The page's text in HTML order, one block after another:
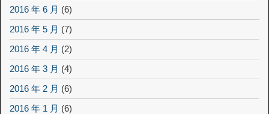
2016 年 6 月 (6)
2016 年 5 月 (7)
2016 年 4 月 (2)
2016 年 3 月 (4)
2016 年 2 月 (6)
2016 年 1 月 (6)